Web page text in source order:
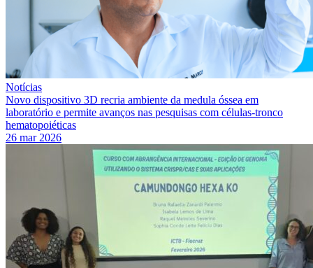
Notícias
Novo dispositivo 3D recria ambiente da medula óssea em
laboratório e permite avanços nas pesquisas com células-tronco
hematopoiéticas
26 mar 2026